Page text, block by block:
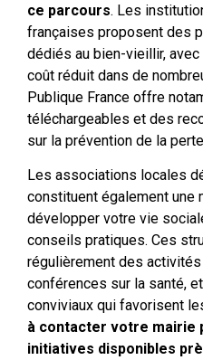
ce parcours. Les
françaises proposent des
dédiés au bien-vieillir,
coût réduit dans de
Publique France offre
téléchargeables et des
sur la prévention de la
Les associations locales
constituent également une
développer votre vie
conseils pratiques. Ces
régulièrement des
conférences sur la santé,
conviviaux qui favorisent
à contacter votre mairie
initiatives disponibles